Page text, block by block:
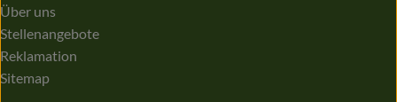
Über uns
Stellenangebote
Reklamation
Sitemap